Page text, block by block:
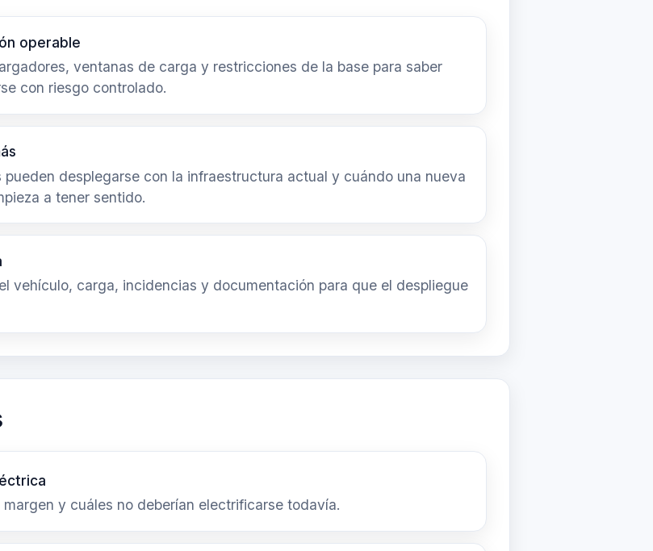
operable
ventanas de carga y restricciones de la base para saber
con riesgo controlado.
desplegarse con la infraestructura actual y cuándo una nueva
a tener sentido.
vehículo, carga, incidencias y documentación para que el despliegue
y cuáles no deberían electrificarse todavía.